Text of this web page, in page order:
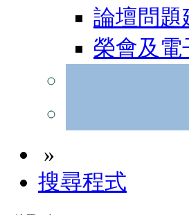
論壇問題
榮會及電
»
搜尋程式